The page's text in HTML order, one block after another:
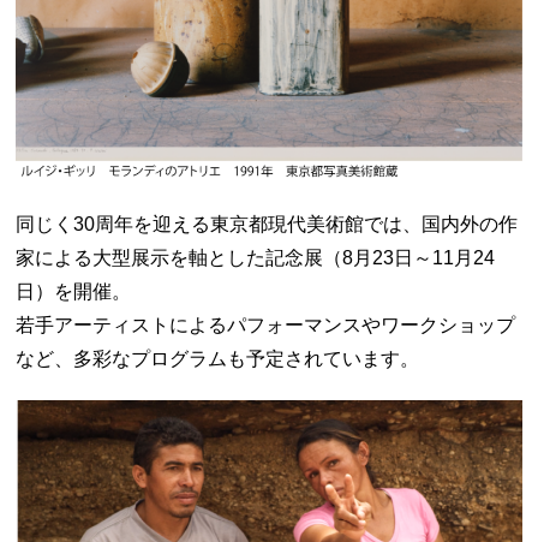
同じく30周年を迎える東京都現代美術館では、国内外の作
家による大型展示を軸とした記念展（8月23日～11月24
日）を開催。
若手アーティストによるパフォーマンスやワークショップ
など、多彩なプログラムも予定されています。